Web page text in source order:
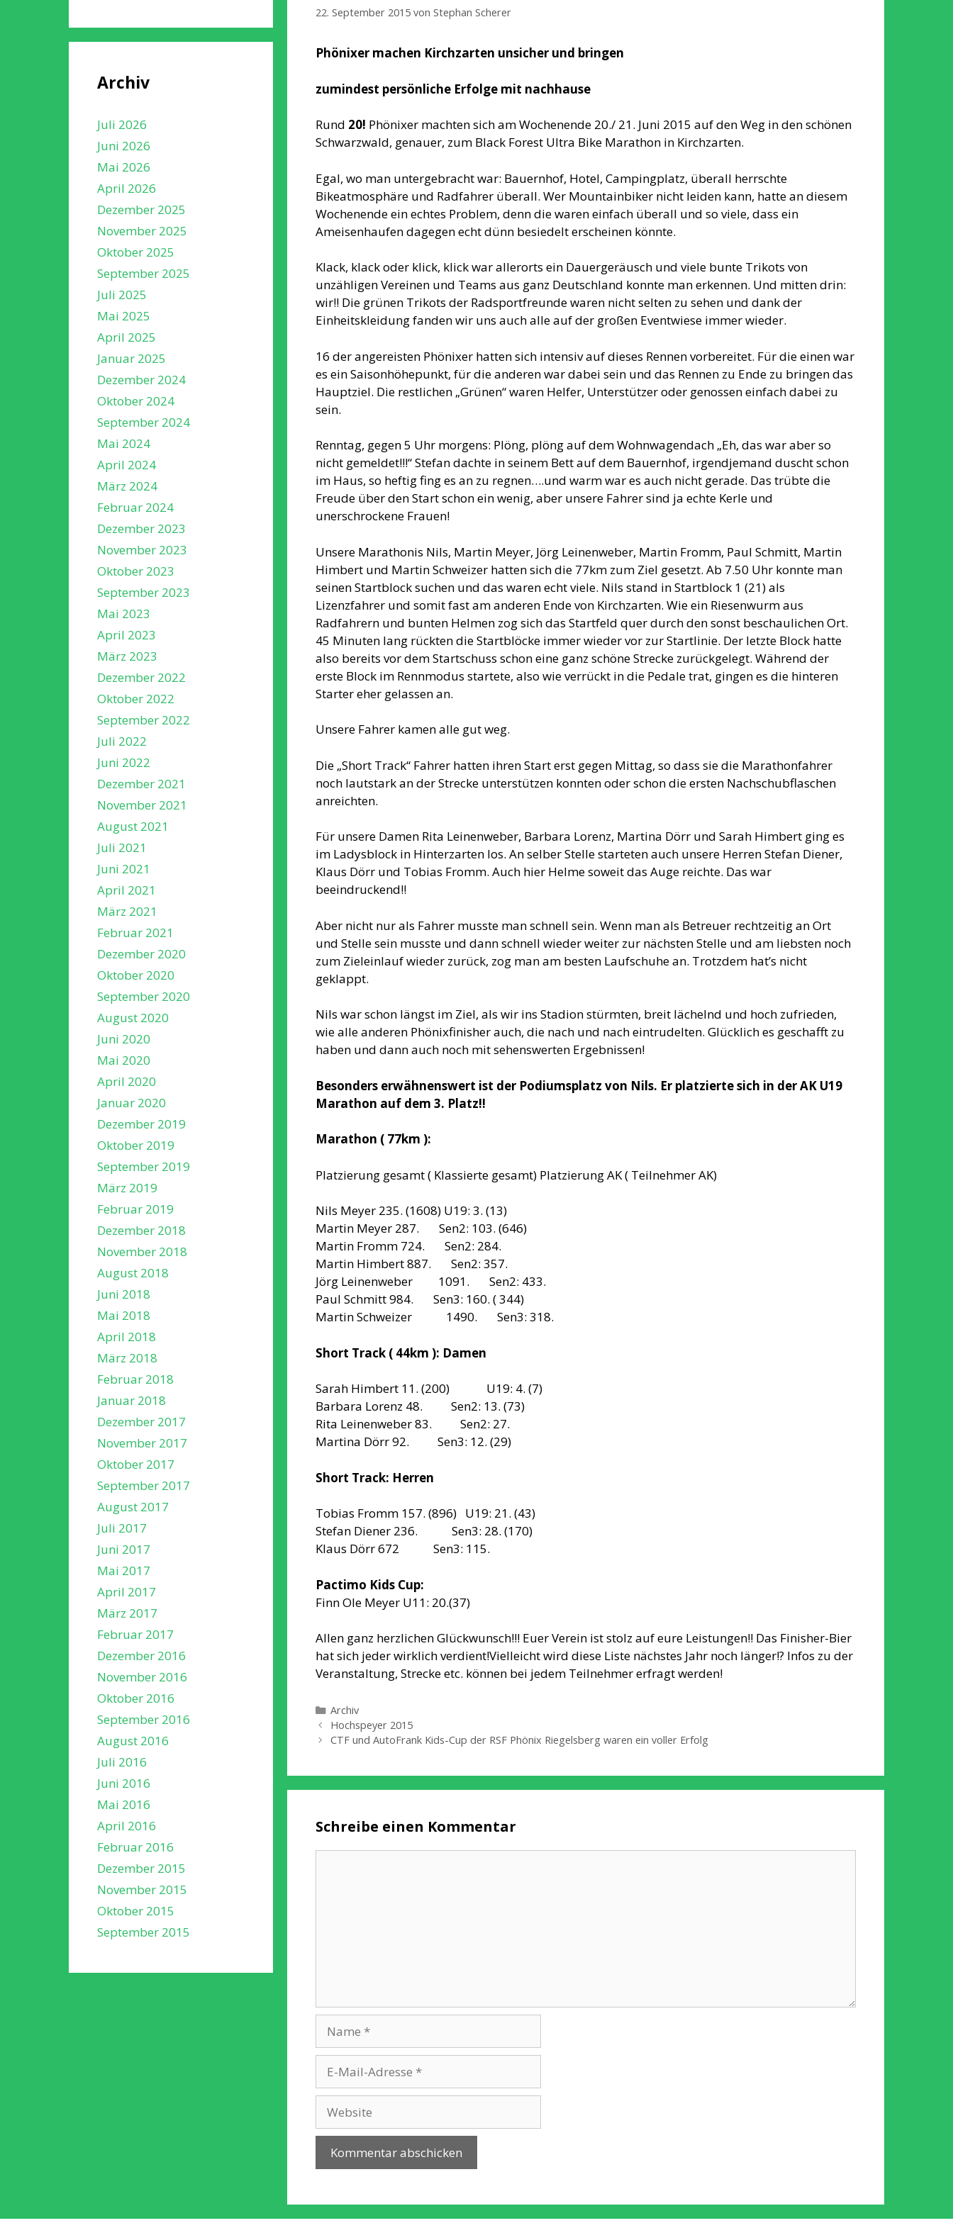
22. September 2015 von Stephan Scherer
Phönixer machen Kirchzarten unsicher und bringen
zumindest persönliche Erfolge mit nachhause
Rund 20! Phönixer machten sich am Wochenende 20./ 21. Juni 2015 auf den Weg in den schönen
Schwarzwald, genauer, zum Black Forest Ultra Bike Marathon in Kirchzarten.
Egal, wo man untergebracht war: Bauernhof, Hotel, Campingplatz, überall herrschte
Bikeatmosphäre und Radfahrer überall. Wer Mountainbiker nicht leiden kann, hatte an diesem
Wochenende ein echtes Problem, denn die waren einfach überall und so viele, dass ein
Ameisenhaufen dagegen echt dünn besiedelt erscheinen könnte.
Klack, klack oder klick, klick war allerorts ein Dauergeräusch und viele bunte Trikots von
unzähligen Vereinen und Teams aus ganz Deutschland konnte man erkennen. Und mitten drin:
wir!! Die grünen Trikots der Radsportfreunde waren nicht selten zu sehen und dank der
Einheitskleidung fanden wir uns auch alle auf der großen Eventwiese immer wieder.
16 der angereisten Phönixer hatten sich intensiv auf dieses Rennen vorbereitet. Für die einen war
es ein Saisonhöhepunkt, für die anderen war dabei sein und das Rennen zu Ende zu bringen das
Hauptziel. Die restlichen „Grünen“ waren Helfer, Unterstützer oder genossen einfach dabei zu
sein.
Renntag, gegen 5 Uhr morgens: Plöng, plöng auf dem Wohnwagendach „Eh, das war aber so
nicht gemeldet!!!“ Stefan dachte in seinem Bett auf dem Bauernhof, irgendjemand duscht schon
im Haus, so heftig fing es an zu regnen….und warm war es auch nicht gerade. Das trübte die
Freude über den Start schon ein wenig, aber unsere Fahrer sind ja echte Kerle und
unerschrockene Frauen!
Unsere Marathonis Nils, Martin Meyer, Jörg Leinenweber, Martin Fromm, Paul Schmitt, Martin
Himbert und Martin Schweizer hatten sich die 77km zum Ziel gesetzt. Ab 7.50 Uhr konnte man
seinen Startblock suchen und das waren echt viele. Nils stand in Startblock 1 (21) als
Lizenzfahrer und somit fast am anderen Ende von Kirchzarten. Wie ein Riesenwurm aus
Radfahrern und bunten Helmen zog sich das Startfeld quer durch den sonst beschaulichen Ort.
45 Minuten lang rückten die Startblöcke immer wieder vor zur Startlinie. Der letzte Block hatte
also bereits vor dem Startschuss schon eine ganz schöne Strecke zurückgelegt. Während der
erste Block im Rennmodus startete, also wie verrückt in die Pedale trat, gingen es die hinteren
Starter eher gelassen an.
Unsere Fahrer kamen alle gut weg.
Die „Short Track“ Fahrer hatten ihren Start erst gegen Mittag, so dass sie die Marathonfahrer
noch lautstark an der Strecke unterstützen konnten oder schon die ersten Nachschubflaschen
anreichten.
Für unsere Damen Rita Leinenweber, Barbara Lorenz, Martina Dörr und Sarah Himbert ging es
im Ladysblock in Hinterzarten los. An selber Stelle starteten auch unsere Herren Stefan Diener,
Klaus Dörr und Tobias Fromm. Auch hier Helme soweit das Auge reichte. Das war
beeindruckend!!
Aber nicht nur als Fahrer musste man schnell sein. Wenn man als Betreuer rechtzeitig an Ort
und Stelle sein musste und dann schnell wieder weiter zur nächsten Stelle und am liebsten noch
zum Zieleinlauf wieder zurück, zog man am besten Laufschuhe an. Trotzdem hat’s nicht
geklappt.
Nils war schon längst im Ziel, als wir ins Stadion stürmten, breit lächelnd und hoch zufrieden,
wie alle anderen Phönixfinisher auch, die nach und nach eintrudelten. Glücklich es geschafft zu
haben und dann auch noch mit sehenswerten Ergebnissen!
Besonders erwähnenswert ist der Podiumsplatz von Nils. Er platzierte sich in der AK U19
Marathon auf dem 3. Platz!!
Marathon ( 77km ):
Platzierung gesamt ( Klassierte gesamt) Platzierung AK ( Teilnehmer AK)
Nils Meyer 235. (1608) U19: 3. (13)
Martin Meyer 287. Sen2: 103. (646)
Martin Fromm 724. Sen2: 284.
Martin Himbert 887. Sen2: 357.
Jörg Leinenweber 1091. Sen2: 433.
Paul Schmitt 984. Sen3: 160. ( 344)
Martin Schweizer 1490. Sen3: 318.
Short Track ( 44km ): Damen
Sarah Himbert 11. (200) U19: 4. (7)
Barbara Lorenz 48. Sen2: 13. (73)
Rita Leinenweber 83. Sen2: 27.
Martina Dörr 92. Sen3: 12. (29)
Short Track: Herren
Tobias Fromm 157. (896) U19: 21. (43)
Stefan Diener 236. Sen3: 28. (170)
Klaus Dörr 672 Sen3: 115.
Pactimo Kids Cup:
Finn Ole Meyer U11: 20.(37)
Allen ganz herzlichen Glückwunsch!!! Euer Verein ist stolz auf eure Leistungen!! Das Finisher-Bier
hat sich jeder wirklich verdient!Vielleicht wird diese Liste nächstes Jahr noch länger!? Infos zu der
Veranstaltung, Strecke etc. können bei jedem Teilnehmer erfragt werden!
Kategorien
Archiv
Hochspeyer 2015
CTF und AutoFrank Kids-Cup der RSF Phönix Riegelsberg waren ein voller Erfolg
Schreibe einen Kommentar
Mail-
Adresse
Archiv
Juli 2026
Juni 2026
Mai 2026
April 2026
Dezember 2025
November 2025
Oktober 2025
September 2025
Juli 2025
Mai 2025
April 2025
Januar 2025
Dezember 2024
Oktober 2024
September 2024
Mai 2024
April 2024
März 2024
Februar 2024
Dezember 2023
November 2023
Oktober 2023
September 2023
Mai 2023
April 2023
März 2023
Dezember 2022
Oktober 2022
September 2022
Juli 2022
Juni 2022
Dezember 2021
November 2021
August 2021
Juli 2021
Juni 2021
April 2021
März 2021
Februar 2021
Dezember 2020
Oktober 2020
September 2020
August 2020
Juni 2020
Mai 2020
April 2020
Januar 2020
Dezember 2019
Oktober 2019
September 2019
März 2019
Februar 2019
Dezember 2018
November 2018
August 2018
Juni 2018
Mai 2018
April 2018
März 2018
Februar 2018
Januar 2018
Dezember 2017
November 2017
Oktober 2017
September 2017
August 2017
Juli 2017
Juni 2017
Mai 2017
April 2017
März 2017
Februar 2017
Dezember 2016
November 2016
Oktober 2016
September 2016
August 2016
Juli 2016
Juni 2016
Mai 2016
April 2016
Februar 2016
Dezember 2015
November 2015
Oktober 2015
September 2015